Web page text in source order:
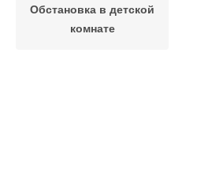
Обстановка в детской
комнате